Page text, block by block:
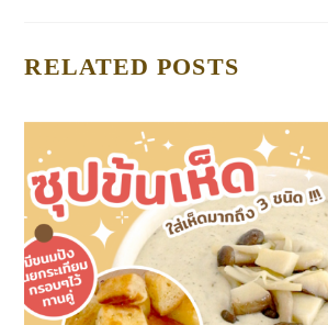
RELATED POSTS